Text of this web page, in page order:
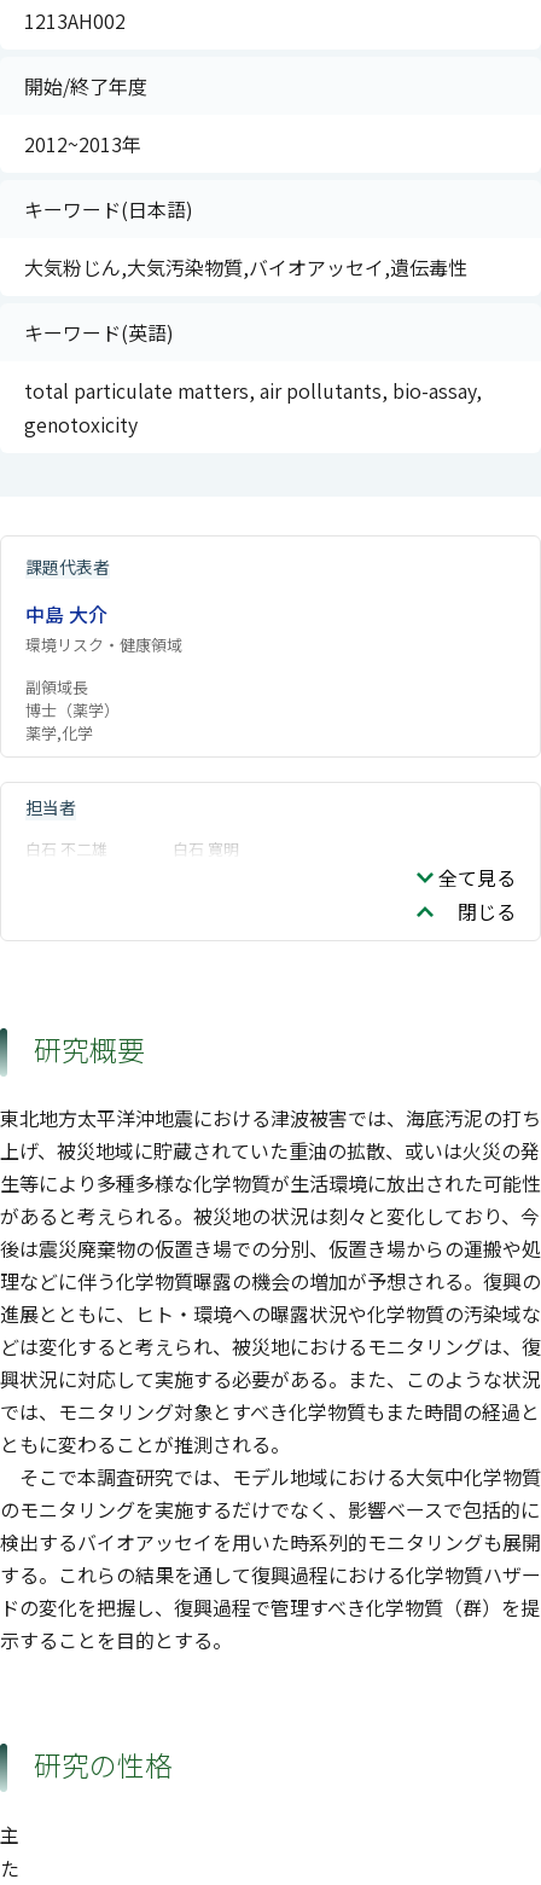
1213AH002
開始/終了年度
2012~2013年
キーワード(日本語)
大気粉じん,大気汚染物質,バイオアッセイ,遺伝毒性
キーワード(英語)
total particulate matters, air pollutants, bio-assay,
genotoxicity
課題代表者
中島 大介
環境リスク・健康領域
副領域長
博士（薬学）
薬学,化学
担当者
白石 不二雄 白石 寛明
全て見る
閉じる
研究概要
東北地方太平洋沖地震における津波被害では、海底汚泥の打ち
上げ、被災地域に貯蔵されていた重油の拡散、或いは火災の発
生等により多種多様な化学物質が生活環境に放出された可能性
があると考えられる。被災地の状況は刻々と変化しており、今
後は震災廃棄物の仮置き場での分別、仮置き場からの運搬や処
理などに伴う化学物質曝露の機会の増加が予想される。復興の
進展とともに、ヒト・環境への曝露状況や化学物質の汚染域な
どは変化すると考えられ、被災地におけるモニタリングは、復
興状況に対応して実施する必要がある。また、このような状況
では、モニタリング対象とすべき化学物質もまた時間の経過と
ともに変わることが推測される。
そこで本調査研究では、モデル地域における大気中化学物質
のモニタリングを実施するだけでなく、影響ベースで包括的に
検出するバイオアッセイを用いた時系列的モニタリングも展開
する。これらの結果を通して復興過程における化学物質ハザー
ドの変化を把握し、復興過程で管理すべき化学物質（群）を提
示することを目的とする。
研究の性格
主
た